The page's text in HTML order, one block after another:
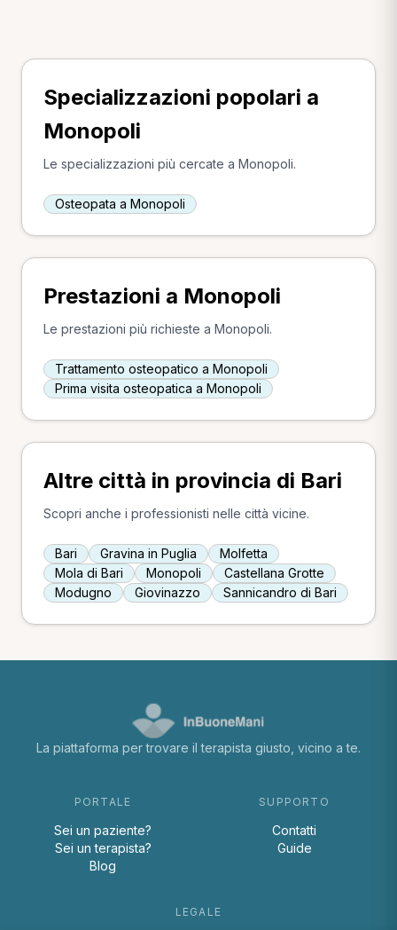
Specializzazioni popolari a
Monopoli
Le specializzazioni più cercate a Monopoli.
Osteopata a Monopoli
Prestazioni a Monopoli
Le prestazioni più richieste a Monopoli.
Trattamento osteopatico a Monopoli
Prima visita osteopatica a Monopoli
Altre città in provincia di Bari
Scopri anche i professionisti nelle città vicine.
Bari Gravina in Puglia
Molfetta
Mola di Bari
Monopoli
Castellana Grotte
Modugno
Giovinazzo Sannicandro di Bari
La piattaforma per trovare il terapista giusto, vicino a te.
PORTALE
Sei un paziente?
Sei un terapista?
Blog
SUPPORTO
Contatti
Guide
LEGALE